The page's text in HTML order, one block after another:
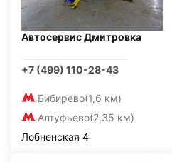
Автосервис Дмитровка
+7 (499) 110-28-43
Бибирево(1,6 км)
Алтуфьево(2,35 км)
Лобненская 4